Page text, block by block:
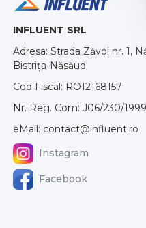
INFLUENT SRL
Adresa: Strada Zăvoi nr. 1,
Bistrița-Năsăud
Cod Fiscal: RO12168157
Nr. Reg. Com: J06/230/1999
eMail: contact@influent.ro
Instagram
Facebook